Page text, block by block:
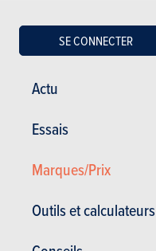
Actu
Essais
Marques/Prix
Outils et calculateurs
SE CONNECTER